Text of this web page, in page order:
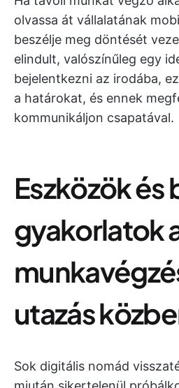
olvassa át vállalatának
beszélje meg döntését
elindult, valószínűleg egy
bejelentkezni az irodába,
a határokat, és ennek
kommunikáljon csapatával.
Eszközök és
gyakorlatok
utazás
Sok digitális nomád